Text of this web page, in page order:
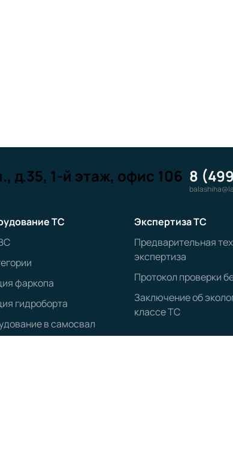
д.35, 1-й этаж, офис 106 8
ТС
фаркопа
гидроборта
в самосвал
Экспертиза ТС
Предварительная
экспертиза
Протокол проверки
Заключение об
классе ТС